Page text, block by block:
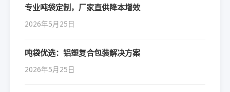
专业吨袋定制，厂家直供降本增效
2026年5月25日
吨袋优选：铝塑复合包装解决方案
2026年5月25日